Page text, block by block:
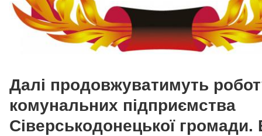
Далі продовжуватимуть
комунальних підприємства
Сіверськодонецької громади.